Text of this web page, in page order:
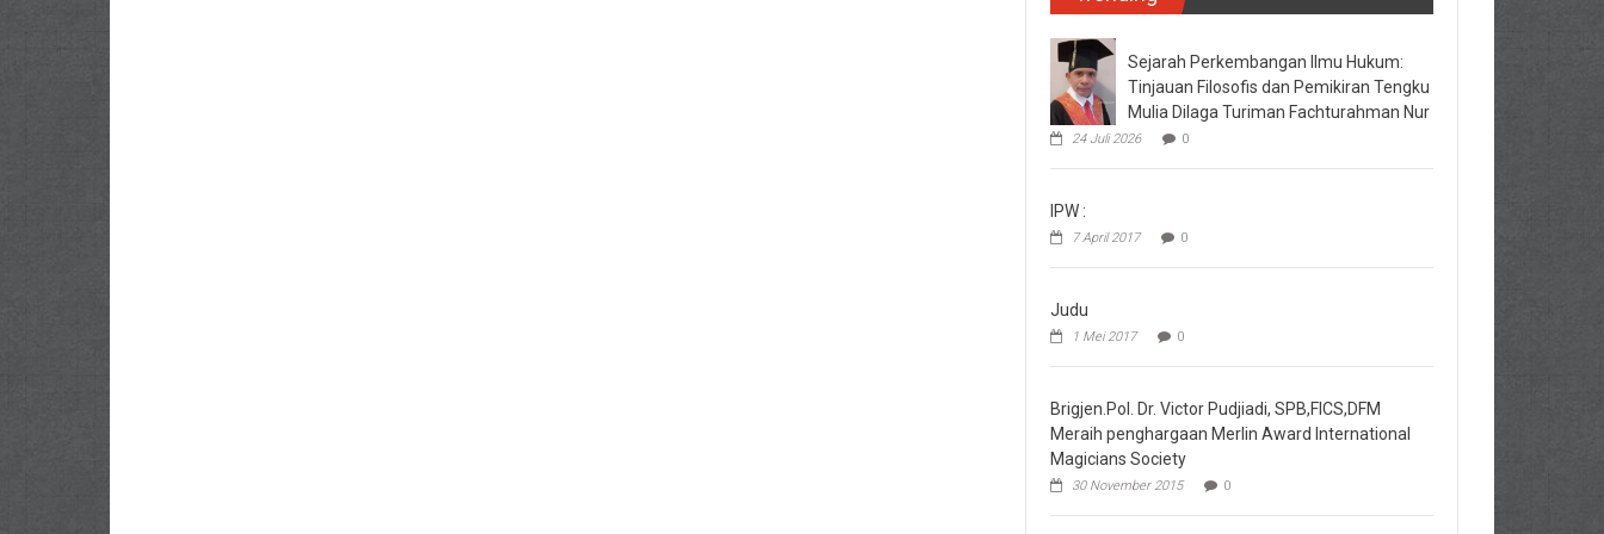
Sejarah Perkembangan Ilmu Hukum:
Tinjauan Filosofis dan Pemikiran Tengku
Mulia Dilaga Turiman Fachturahman Nur
24 Juli 2026 0
IPW :
7 April 2017 0
Judu
1 Mei 2017 0
Brigjen.Pol. Dr. Victor Pudjiadi, SPB,FICS,DFM
Meraih penghargaan Merlin Award International
Magicians Society
30 November 2015 0